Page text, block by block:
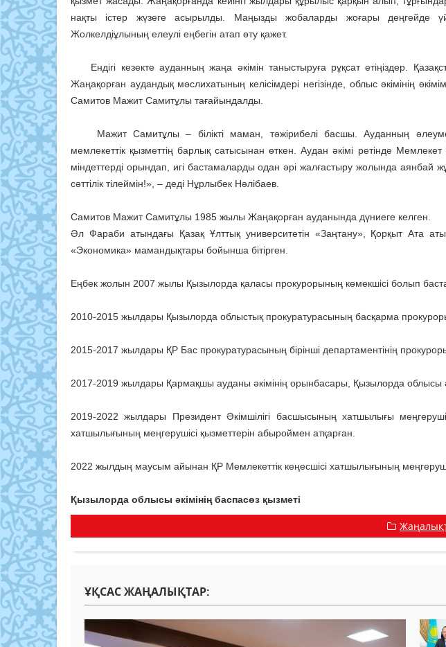
нақты істер жүзеге асырылды. Маңызды жобаларды жоғары деңгейде
Жолкелдіұлының елеулі еңбегін атап өту қажет.
Ендігі кезекте ауданның жаңа әкімін таныстыруға рұқсат етіңіздер.
Жаңақорған аудандық мәслихатының келісімдері негізінде, облыс әкімінің
Самитов Мажит Самитұлы тағайындалды.
Мажит Самитұлы – білікті маман, тәжірибелі басшы. Ауданның
мемлекеттік қызметтің барлық сатысынан өткен. Аудан әкімі ретінде
міндеттерді орындап, игі бастамаларды одан әрі жалғастыру жолында аянбай
сәттілік тілеймін!», – деді Нұрлыбек Нәлібаев.
Самитов Мажит Самитұлы 1985 жылы Жаңақорған ауданында дүниеге келген.
Әл Фараби атындағы Қазақ Ұлттық университетін «Заңтану», Қорқыт Ата
«Экономика» мамандықтары бойынша бітірген.
Еңбек жолын 2007 жылы Қызылорда қаласы прокурорының көмекшісі болып
2010-2015 жылдары Қызылорда облыстық прокуратурасының басқарма
2015-2017 жылдары ҚР Бас прокуратурасының бірінші департаментінің
2017-2019 жылдары Қармақшы ауданы әкімінің орынбасары, Қызылорда облысы
2019-2022 жылдары Президент Әкімшілігі басшысының хатшылығы
хатшылығының меңгерушісі қызметтерін абыроймен атқарған.
2022 жылдың маусым айынан ҚР Мемлекеттік кеңесшісі хатшылығының
Қызылорда облысы әкімінің баспасөз қызметі
ҰҚСАС ЖАҢАЛЫҚТАР: